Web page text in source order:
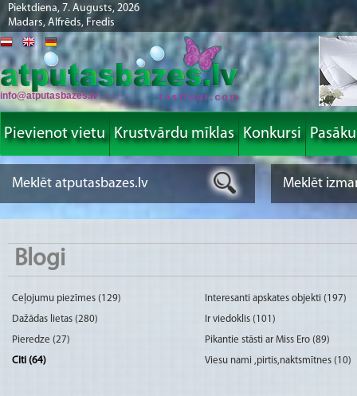
Piektdiena, 7. Augusts, 2026
Madars, Alfrēds, Fredis
info@atputasbazes.lv
Pievienot vietu Krustvārdu mīklas Konkursi
Blogi
Ceļojumu piezīmes (129)
Interesanti apskates objekti (197)
Dažādas lietas (280)
Ir viedoklis (101)
Pieredze (27)
Pikantie stāsti ar Miss Ero (89)
Citi (64)
Viesu nami ,pirtis,naktsmītnes (10)